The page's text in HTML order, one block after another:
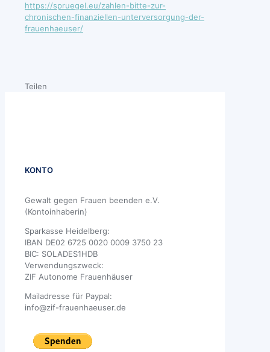
https://spruegel.eu/zahlen-bitte-zur-
chronischen-finanziellen-unterversorgung-der-
frauenhaeuser/
Teilen
KONTO
Gewalt gegen Frauen beenden e.V.
(Kontoinhaberin)
Sparkasse Heidelberg:
IBAN DE02 6725 0020 0009 3750 23
BIC: SOLADES1HDB
Verwendungszweck:
ZIF Autonome Frauenhäuser
Mailadresse für Paypal:
info@zif-frauenhaeuser.de